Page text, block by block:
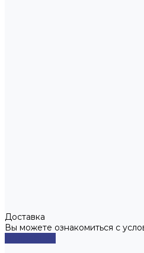
Доставка
Вы можете ознакомиться с